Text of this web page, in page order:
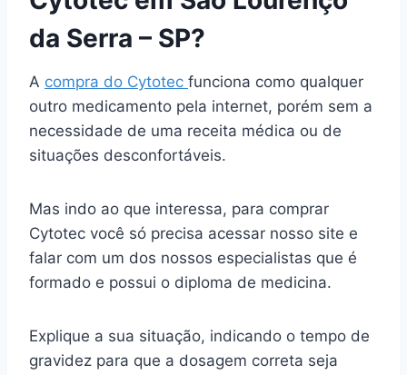
da Serra – SP?
A compra do Cytotec funciona como qualquer
outro medicamento pela internet, porém sem a
necessidade de uma receita médica ou de
situações desconfortáveis.
Mas indo ao que interessa, para comprar
Cytotec você só precisa acessar nosso site e
falar com um dos nossos especialistas que é
formado e possui o diploma de medicina.
Explique a sua situação, indicando o tempo de
gravidez para que a dosagem correta seja